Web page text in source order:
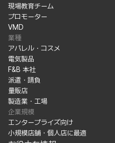
現場教育チーム
プロモーター
VMD
業種
アパレル・コスメ
電気製品
F&B 本社
派遣・請負
量販店
製造業・工場
企業規模
エンタープライズ向け
小規模店舗・個人店に最適